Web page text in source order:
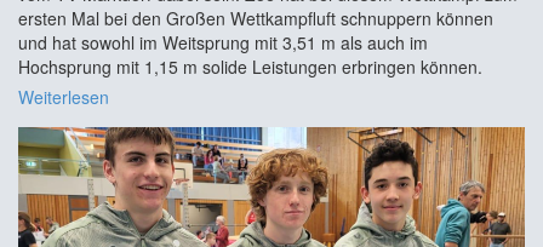
ersten Mal bei den Großen Wettkampfluft schnuppern können
und hat sowohl im Weitsprung mit 3,51 m als auch im
Hochsprung mit 1,15 m solide Leistungen erbringen können.
Weiterlesen